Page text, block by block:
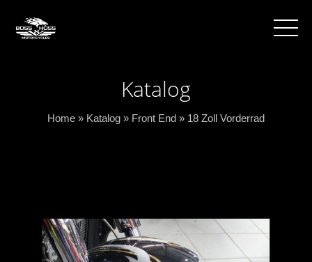
Katalog
Home » Katalog » Front End » 18 Zoll Vorderrad